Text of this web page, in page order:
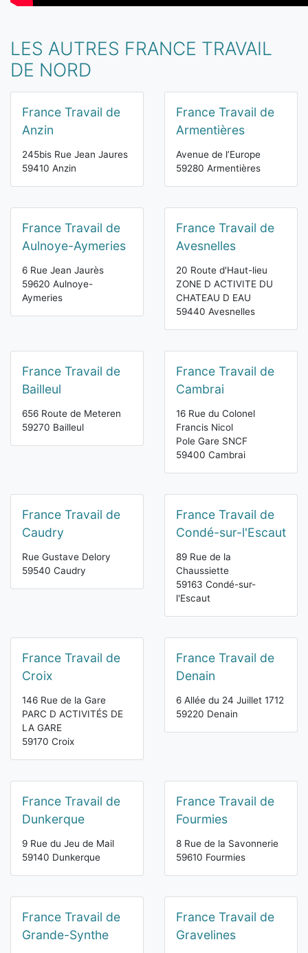
LES AUTRES FRANCE TRAVAIL
DE NORD
France Travail de
Anzin
245bis Rue Jean Jaures
59410 Anzin
France Travail de
Armentières
Avenue de l’Europe
59280 Armentières
France Travail de
Aulnoye-Aymeries
6 Rue Jean Jaurès
59620 Aulnoye-
Aymeries
France Travail de
Avesnelles
20 Route d'Haut-lieu
ZONE D ACTIVITE DU
CHATEAU D EAU
59440 Avesnelles
France Travail de
Bailleul
656 Route de Meteren
59270 Bailleul
France Travail de
Cambrai
16 Rue du Colonel
Francis Nicol
Pole Gare SNCF
59400 Cambrai
France Travail de
Caudry
Rue Gustave Delory
59540 Caudry
France Travail de
Condé-sur-l'Escaut
89 Rue de la
Chaussiette
59163 Condé-sur-
l'Escaut
France Travail de
Croix
146 Rue de la Gare
PARC D ACTIVITÉS DE
LA GARE
59170 Croix
France Travail de
Denain
6 Allée du 24 Juillet 1712
59220 Denain
France Travail de
Dunkerque
9 Rue du Jeu de Mail
59140 Dunkerque
France Travail de
Fourmies
8 Rue de la Savonnerie
59610 Fourmies
France Travail de
Grande-Synthe
France Travail de
Gravelines